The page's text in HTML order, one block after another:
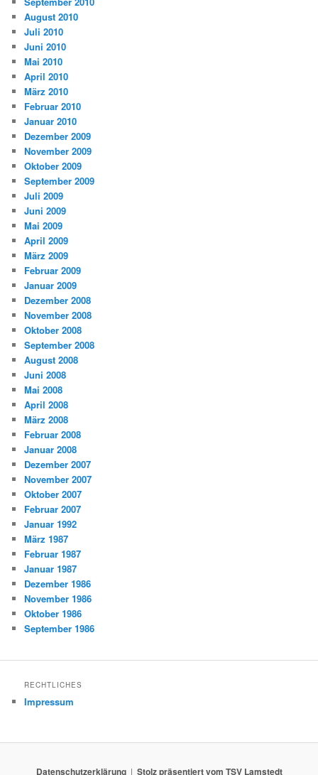
August 2010
Juli 2010
Juni 2010
Mai 2010
April 2010
März 2010
Februar 2010
Januar 2010
Dezember 2009
November 2009
Oktober 2009
September 2009
Juli 2009
Juni 2009
Mai 2009
April 2009
März 2009
Februar 2009
Januar 2009
Dezember 2008
November 2008
Oktober 2008
September 2008
August 2008
Juni 2008
Mai 2008
April 2008
März 2008
Februar 2008
Januar 2008
Dezember 2007
November 2007
Oktober 2007
Februar 2007
Januar 1992
März 1987
Februar 1987
Januar 1987
Dezember 1986
November 1986
Oktober 1986
September 1986
RECHTLICHES
Impressum
Datenschutzerklärung Stolz präsentiert vom TSV Lamstedt